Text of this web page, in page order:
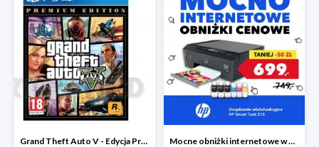
Grand Theft Auto V - Edycja Premium PS4 taniej o 50zł Mocne obniżki internetowe w EURO RTV AGD